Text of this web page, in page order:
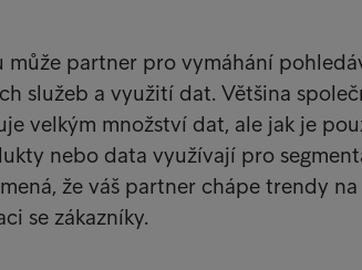
partner pro vymáhání
služeb a využití dat. Většina
velkým množství dat, ale jak je
nebo data využívají pro
že váš partner chápe trendy
se zákazníky.